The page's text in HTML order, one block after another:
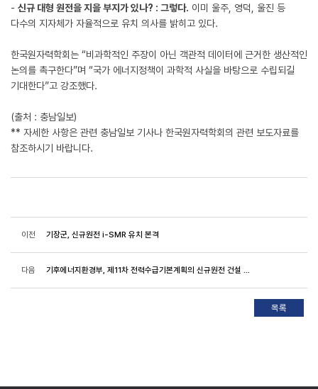
- 신규 대형 원전을 지을 부지가 있나? : 그렇다. 이미 울주, 영덕, 울진 등
다수의 지자체가 자율적으로 유치 의사를 밝히고 있다.
한국원자력학회는 “비과학적인 주장이 아닌 객관적 데이터에 근거한 생산적인
논의를 촉구한다”며 “국가 에너지정책이 과학적 사실을 바탕으로 수립되길
기대한다”고 강조했다.
(출처 : 충남일보)
** 자세한 사항은 관련 충남일보 기사나 한국원자력학회의 관련 보도자료를
참조하시기 바랍니다.
이전 기장군, 신규원전 i-SMR 유치 본격
다음 기후에너지환경부, 제11차 전력수급기본계획의 신규원전 건설 계획대로 추진